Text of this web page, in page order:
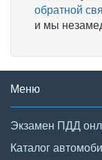
обратной
и мы
Меню
Экзамен ПДД
Каталог